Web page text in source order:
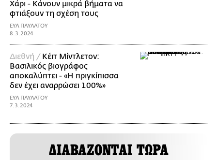
Χάρι - Κάνουν μικρά βήματα να
φτιάξουν τη σχέση τους
ΕΥΑ ΠΑΥΛΑΤΟΥ
8.3.2024
Διεθνή / Κέιτ Μίντλετον:
Βασιλικός βιογράφος
αποκαλύπτει - «Η πριγκίπισσα
δεν έχει αναρρώσει 100%»
ΕΥΑ ΠΑΥΛΑΤΟΥ
7.3.2024
ΔΙΑΒΑΖΟΝΤΑΙ ΤΩΡΑ